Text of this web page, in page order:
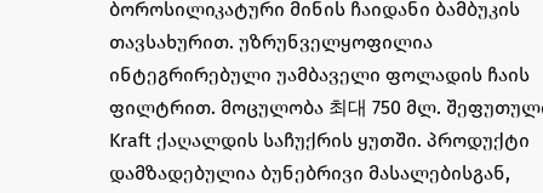
ბოროსილიკატური მინის ჩაიდანი ბამბუკის
თავსახურით. უზრუნველყოფილია
ინტეგრირებული უამბაველი ფოლადის ჩაის
ფილტრით. მოცულობა 최대 750 მლ.
Kraft ქაღალდის საჩუქრის ყუთში. პროდუქტი
დამზადებულია ბუნებრივი მასალებისგან,